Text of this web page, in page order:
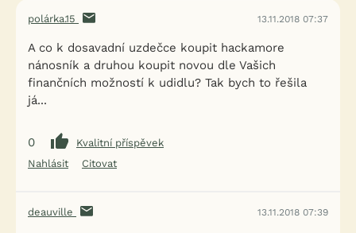
polárka.15 13.11.2018 07:37
A co k dosavadní uzdečce koupit hackamore
nánosník a druhou koupit novou dle Vašich
finančních možností k udidlu? Tak bych to řešila
já...
0
Kvalitní příspěvek
Nahlásit
Citovat
deauville 13.11.2018 07:39